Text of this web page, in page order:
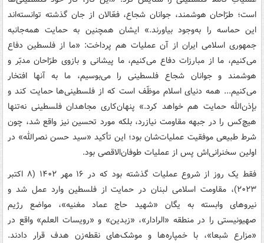
است؛ طرّاحان هوشمند، جوانان شجاع، فعّالان از جان‌ گذشته توانسته‌اند
این حماسه را به‌وجود بیاورند.» ایشان همچنین به حمایت همه‌جانبه
جمهوری اسلامی ایران از آن عملیات هم پرداخت: «ما از فلسطین دفاع
می‌کنیم، ما از مبارزات دفاع می‌کنیم، ما پیشانی و بازوی طرّاحان مدبّر و
هوشمند و جوانان شجاع فلسطینی را می‌بوسیم، ما به آنها افتخار
می‌کنیم... همه‌ دنیای اسلام موظّف است که از فلسطینی‌ها حمایت کند و
بإذن‌الله حمایت هم خواهد کرد.» پنهان‌کاری مجاهدان فلسطینی نه‌تنها
هیچ‌کس را در جبهه مقاومت نیازرد، بلکه مورد تحسین نیز واقع شد، چون
شرط طبیعی موفقیت عملیات‌شان بود؛ این تأکید «سید حسن نصرالله» در
اولین سخنرانی‌اش پس از عملیات طوفان‌الاقصی بود.
فقط یک روز از شروع عملیات گذشته بود که در ۱۶ مهر ۱۴۰۲ (۸ اکتبر
۲۰۲۳)، مقاومت اسلامی لبنان در حمایت از فلسطین وارد عمل شد و
نیروهای وابسته به یگان «شهید حاج عماد مغنیه»، مواضع رژیم
صهیونیستی را در منطقه «الرادار»، «زبدین» و «رویسات العلم» واقع در
«مزارع شبعا»، با خمپاره‌ها و موشک‌های نقطه‌زن هدف قرار دادند.